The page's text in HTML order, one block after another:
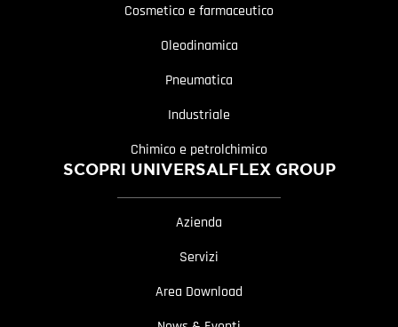
Cosmetico e farmaceutico
Oleodinamica
Pneumatica
Industriale
Chimico e petrolchimico
SCOPRI UNIVERSALFLEX GROUP
Azienda
Servizi
Area Download